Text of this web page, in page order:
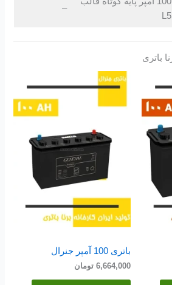
L5
–
باتری 100 آمپر جنرال
6,664,000 تومان